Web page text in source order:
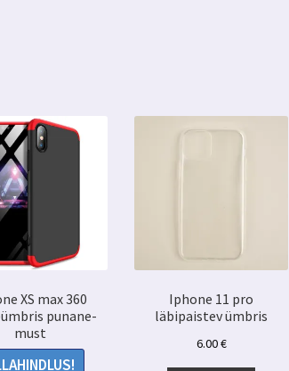
XS max 360
punane-
must
Iphone 11 pro
läbipaistev ümbris
6.00€